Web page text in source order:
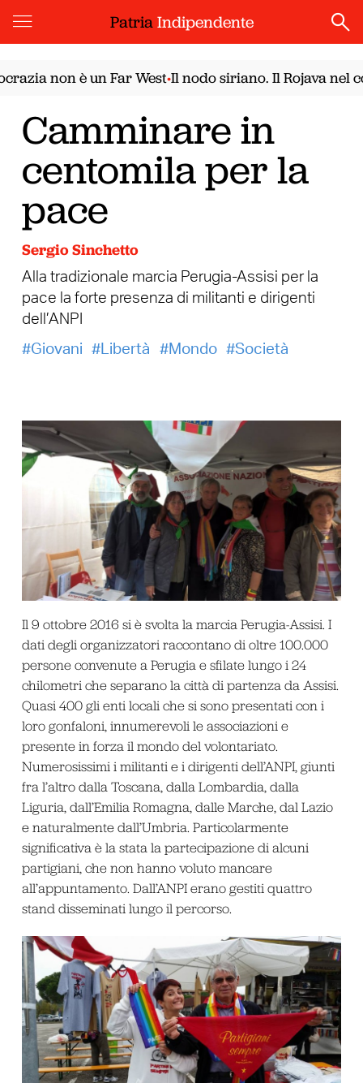
PatriaIndipendente
non è un Far West•Il nodo siriano. Il Rojava nel
Camminare in
centomila per la
pace
Sergio Sinchetto
Alla tradizionale marcia Perugia-Assisi per la
pace la forte presenza di militanti e dirigenti
dell’ANPI
Giovani
Libertà Mondo Società
Il 9 ottobre 2016 si è svolta la marcia Perugia-Assisi. I
dati degli organizzatori raccontano di oltre 100.000
persone convenute a Perugia e sfilate lungo i 24
chilometri che separano la città di partenza da Assisi.
Quasi 400 gli enti locali che si sono presentati con i
loro gonfaloni, innumerevoli le associazioni e
presente in forza il mondo del volontariato.
Numerosissimi i militanti e i dirigenti dell’ANPI, giunti
fra l’altro dalla Toscana, dalla Lombardia, dalla
Liguria, dall’Emilia Romagna, dalle Marche, dal Lazio
e naturalmente dall’Umbria. Particolarmente
significativa è la stata la partecipazione di alcuni
partigiani, che non hanno voluto mancare
all’appuntamento. Dall’ANPI erano gestiti quattro
stand disseminati lungo il percorso.